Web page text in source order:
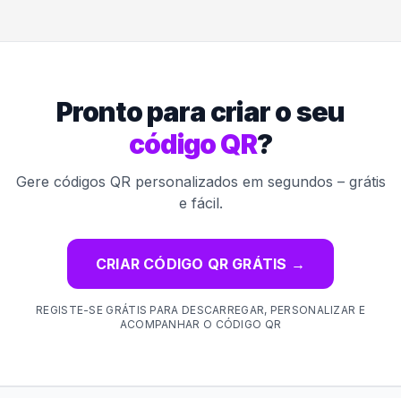
Pronto para criar o seu
código QR?
Gere códigos QR personalizados em segundos – grátis
e fácil.
CRIAR CÓDIGO QR GRÁTIS →
REGISTE-SE GRÁTIS PARA DESCARREGAR, PERSONALIZAR E
ACOMPANHAR O CÓDIGO QR